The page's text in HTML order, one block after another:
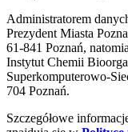
Administratorem
Prezydent Miasta
61-841 Poznań,
Instytut Chemii
Superkomputerowo-
704 Poznań.
Szczegółowe